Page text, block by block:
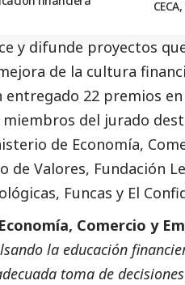
y difunde proyectos
de la cultura
entregado 22 premios
miembros del jurado
de Economía,
de Valores, Fundación
Funcas y El
Comercio y
la educación
toma de